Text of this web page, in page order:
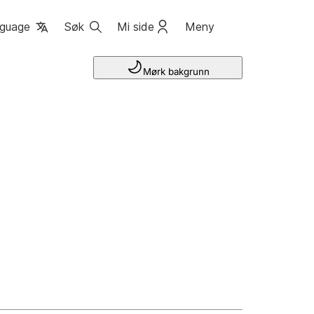
Søk Mi side Meny
Mørk bakgrunn